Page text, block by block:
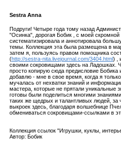
Sestra Annа
Подруги! Четыре года тому назад
"Осинка", дорогая Бобик , с моей
систематизировала и аннотировала
темы. Коллекция эта была размещена в
затем я, пользуясь правом помощника
(http://sestra-nita.livejournal.com/3404.html) ,
своими сокровищами здесь на Ладошках.
просто копирую сюда предисловие
добавлю - мне в свое время, когда я
мучалась от нехватки знаний и
мастера, которые не прятали уникальные
готовы были поделиться многими
таких же щедрых и талантливых людей, за
выкроек здесь, благодаря волшебнице
обмениваться сокровищами-ссылками в
Коллекция ссылок "Игрушки, куклы,
Автор: Бобик